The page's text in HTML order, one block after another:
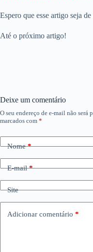
Espero que esse artigo seja
Até o próximo artigo!
Deixe um comentário
O seu endereço de e-mail não será
marcados com *
Nome*
E-mail*
Site
Adicionar comentário *